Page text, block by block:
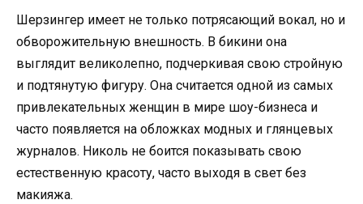
Шерзингер имеет не только потрясающий вокал, но и
обворожительную внешность. В бикини она
выглядит великолепно, подчеркивая свою стройную
и подтянутую фигуру. Она считается одной из самых
привлекательных женщин в мире шоу-бизнеса и
часто появляется на обложках модных и глянцевых
журналов. Николь не боится показывать свою
естественную красоту, часто выходя в свет без
макияжа.